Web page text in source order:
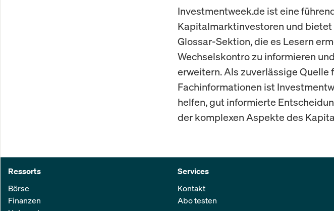
Investmentweek.de ist eine
Kapitalmarktinvestoren und
Glossar-Sektion, die es Lesern
Wechselskontro zu informieren
erweitern. Als zuverlässige
Fachinformationen ist
helfen, gut informierte
der komplexen Aspekte des
Ressorts
Börse
Finanzen
Services
Kontakt
Abo testen